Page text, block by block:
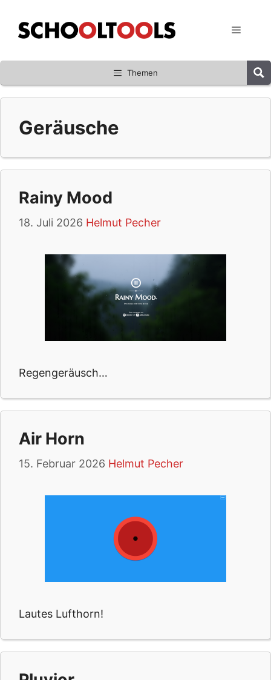
Inhalt
springen
Menü
Themen
Geräusche
Rainy Mood
18. Juli 2026 Helmut Pecher
Regengeräusch…
Air Horn
15. Februar 2026 Helmut Pecher
Lautes Lufthorn!